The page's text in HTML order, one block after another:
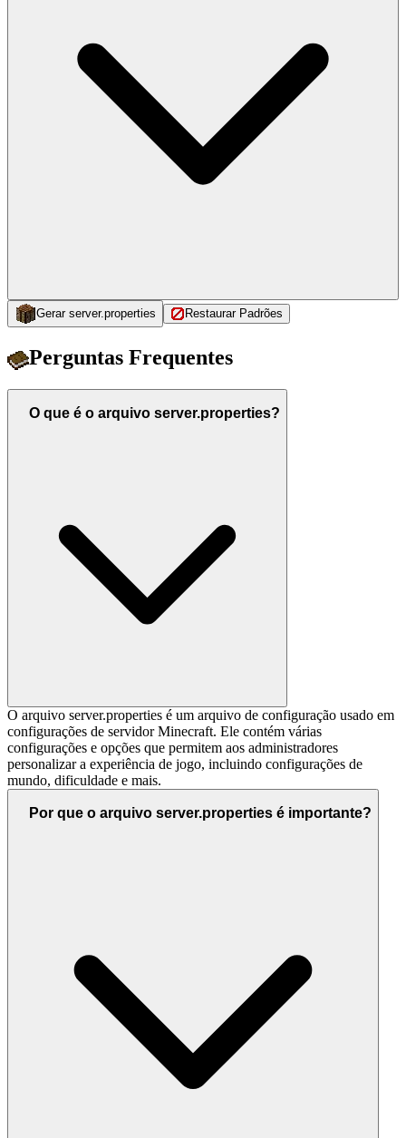
Gerar server.properties Restaurar Padrões
Perguntas Frequentes
O que é o arquivo server.properties?
O arquivo server.properties é um arquivo de configuração usado em
configurações de servidor Minecraft. Ele contém várias
configurações e opções que permitem aos administradores
personalizar a experiência de jogo, incluindo configurações de
mundo, dificuldade e mais.
Por que o arquivo server.properties é importante?